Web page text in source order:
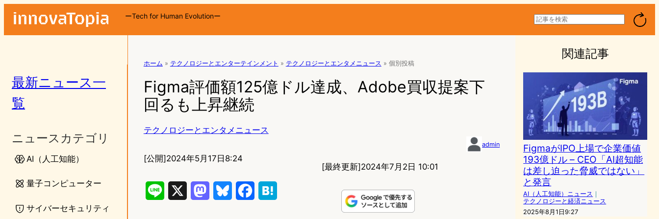
ーTech for Human Evolutionー
検
索
最新ニュース一
覧
ニュースカテゴリ
AI（人工知能）
量子コンピューター
サイバーセキュリティ
ホーム » テクノロジーとエンターテインメント » テクノロジーとエンタメニュース » 個別投稿
Figma評価額125億ドル達成、Adobe買収提案下
回るも上昇継続
テクノロジーとエンタメニュース
admin
[公開]2024年5月17日8:24
[最終更新]2024年7月2日 10:01
関連記事
FigmaがIPO上場で企業価値
193億ドル – CEO「AI超知能
は差し迫った脅威ではない」
と発言
AI（人工知能）ニュース ｜
テクノロジーと経済ニュース
2025年8月1日9:27